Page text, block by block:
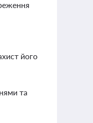
його
та